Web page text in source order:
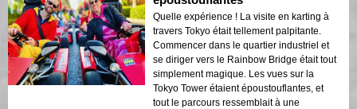
Quelle expérience ! La visite en karting à
travers Tokyo était tellement palpitante.
Commencer dans le quartier industriel et
se diriger vers le Rainbow Bridge était tout
simplement magique. Les vues sur la
Tokyo Tower étaient époustouflantes, et
tout le parcours ressemblait à une